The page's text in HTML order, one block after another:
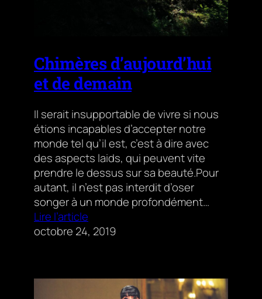
Chimères d’aujourd’hui
et de demain
Il serait insupportable de vivre si nous
étions incapables d’accepter notre
monde tel qu’il est, c’est à dire avec
des aspects laids, qui peuvent vite
prendre le dessus sur sa beauté.Pour
autant, il n’est pas interdit d’oser
songer à un monde profondément…
Lire l’article
octobre 24, 2019